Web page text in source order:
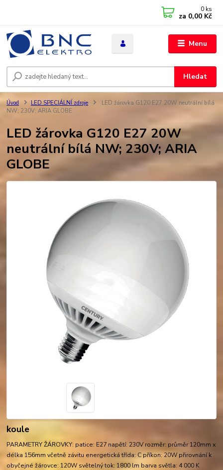
Menu
Hledat
0 ks
za 0,00 Kč
Úvod LED SPECIÁLNÍ zdroje
LED žárovka G120 E27 20W neutrální bílá
NW; 230V; ARIA GLOBE
LED žárovka G120 E27 20W
neutrální bílá NW; 230V; ARIA
GLOBE
koule
PARAMETRY ŽÁROVKY: patice: E27 napětí: 230V rozměr: průměr 120mm x
délka 156mm včetně závitu energetická třída: C příkon: 20W přirovnání k
obyčejné žárovce: 120W světelný tok: 1800 lm barva světla: 4 000 K